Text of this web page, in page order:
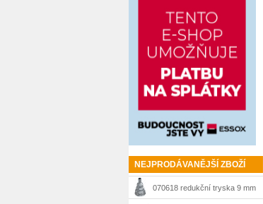
NEJPRODÁVANĚJŠÍ ZBOŽÍ
070618 redukční tryska 9 mm